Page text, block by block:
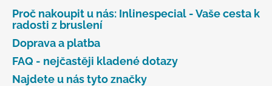
Proč nakoupit u nás: Inlinespecial - Vaše cesta k
radosti z bruslení
Doprava a platba
FAQ - nejčastěji kladené dotazy
Najdete u nás tyto značky